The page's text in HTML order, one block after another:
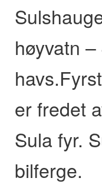
høyvatn
er fredet
Sula fyr.
bilferge.